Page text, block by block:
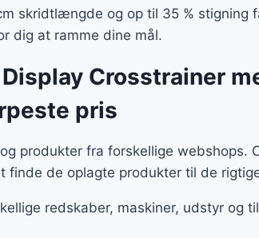
skridtlængde og op til 35 %
dig at ramme dine mål.
Display Crosstrainer
pris
produkter fra forskellige
de oplagte produkter til de
redskaber, maskiner, udstyr og